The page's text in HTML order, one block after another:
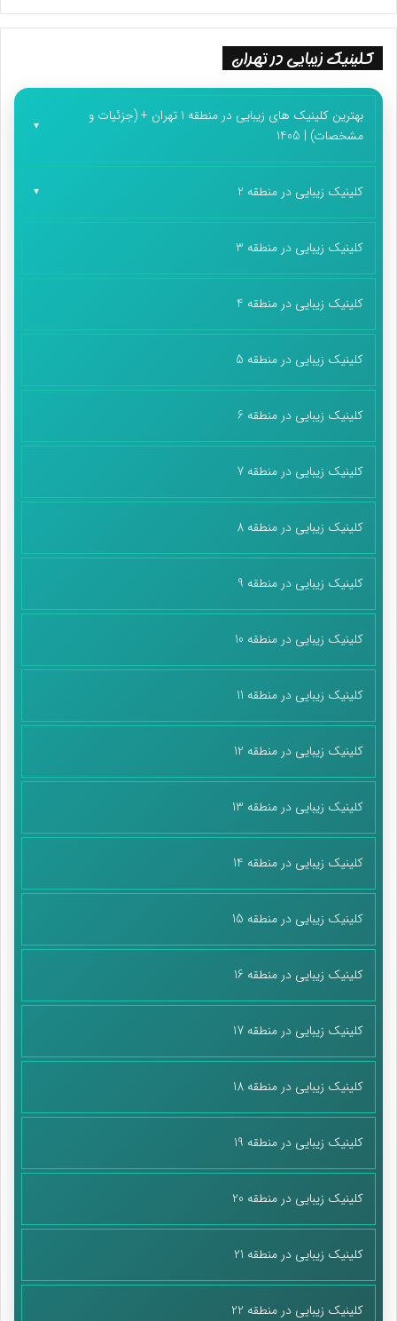
کلینیک زیبایی در تهران
بهترین کلینیک های زیبایی در منطقه 1 تهران + (جزئیات و
مشخصات) | 1405
کلینیک زیبایی در منطقه 2
کلینیک زیبایی در منطقه 3
کلینیک زیبایی در منطقه 4
کلینیک زیبایی در منطقه 5
کلینیک زیبایی در منطقه 6
کلینیک زیبایی در منطقه 7
کلینیک زیبایی در منطقه 8
کلینیک زیبایی در منطقه 9
کلینیک زیبایی در منطقه 10
کلینیک زیبایی در منطقه 11
کلینیک زیبایی در منطقه 12
کلینیک زیبایی در منطقه 13
کلینیک زیبایی در منطقه 14
کلینیک زیبایی در منطقه 15
کلینیک زیبایی در منطقه 16
کلینیک زیبایی در منطقه 17
کلینیک زیبایی در منطقه 18
کلینیک زیبایی در منطقه 19
کلینیک زیبایی در منطقه 20
کلینیک زیبایی در منطقه 21
کلینیک زیبایی در منطقه 22